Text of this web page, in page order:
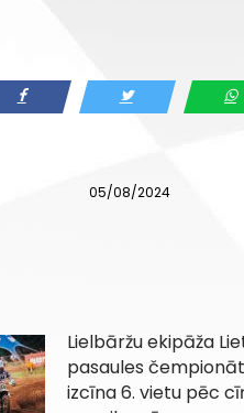
05/08/2024
Lielbāržu ekipāža
pasaules
izcīna 6. vietu pēc